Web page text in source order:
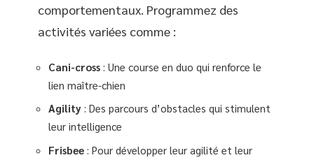
comportementaux. Programmez des
activités variées comme :
Cani-cross : Une course en duo qui renforce le
lien maître-chien
Agility : Des parcours d’obstacles qui stimulent
leur intelligence
Frisbee : Pour développer leur agilité et leur